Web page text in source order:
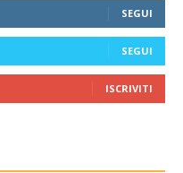
SEGUI
SEGUI
ISCRIVITI